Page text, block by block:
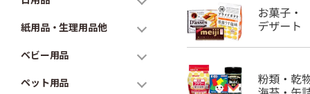
紙用品・生理用品他
ベビー用品
ペット用品